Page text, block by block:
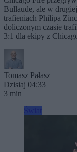
Bullaude, ale w
trafieniach Philipa
doliczonym czasie
3:1 dla ekipy z
Tomasz Pałasz
Dzisiaj 04:33
3 min